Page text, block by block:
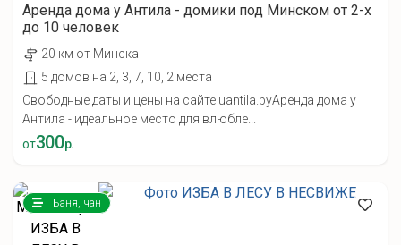
Аренда дома у Антила - домики под Минском от 2-х
до 10 человек
20 км от Минска
5 домов на 2, 3, 7, 10, 2 места
Свободные даты и цены на сайте uantila.byАренда дома у
Антила - идеальное место для влюбле...
от300р.
Баня, чан